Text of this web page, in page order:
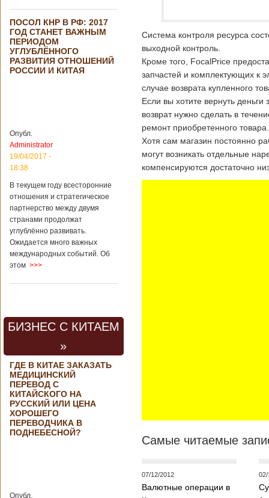
21/02/2019 - 22:30
Китай и Россия
собираются
разрабатывать
тяжелый
вертолет
планируется
подписание
контракта на
разработку
вертолета. Такое
заявление сделала
региональной
политике и
международному
сотрудничеству
государственной
корпорации
Кладов
аэрокосмической
выставки Aero
Бангалоре в
Индии. Контракт
между Китаем и
Россией на
разработку,
Подробнее...
Опубликовано
21/02/2019 - 22:26
В Китае найден
древний
ПОСОЛ КНР В РФ: 2017
ГОД СТАНЕТ ВАЖНЫМ
ПЕРИОДОМ
УГЛУБЛЁННОГО
РАЗВИТИЯ ОТНОШЕНИЙ
РОССИИ И КИТАЯ
Опубл.
Administrator
19/04/2017 -
18:38
В текущем году всесторонние
отношения и стратегическое
партнерство между двумя
странами продолжат
углублённо развивать.
Ожидается много важных
международных событий. Об
этом >>>
БИЗНЕС С КИТАЕМ
»
ГДЕ В КИТАЕ ЗАКАЗАТЬ
МЕДИЦИНСКИЙ
ПЕРЕВОД С
КИТАЙСКОГО НА
РУССКИЙ ИЛИ ЦЕНА
ХОРОШЕГО
ПЕРЕВОДЧИКА В
ПОДНЕБЕСНОЙ?
Опубл.
Система контроля ресурса
выходной контроль.
Кроме того, FocalPrice
запчастей и комплектующих к
случае возврата купленного
Если вы хотите вернуть
возврат нужно сделать в
ремонт приобретенного товара.
Хотя сам магазин постоянно
могут возникать отдельные
компенсируются достаточно
Самые читаемые
07/12/2012
Валютные операции в
02/